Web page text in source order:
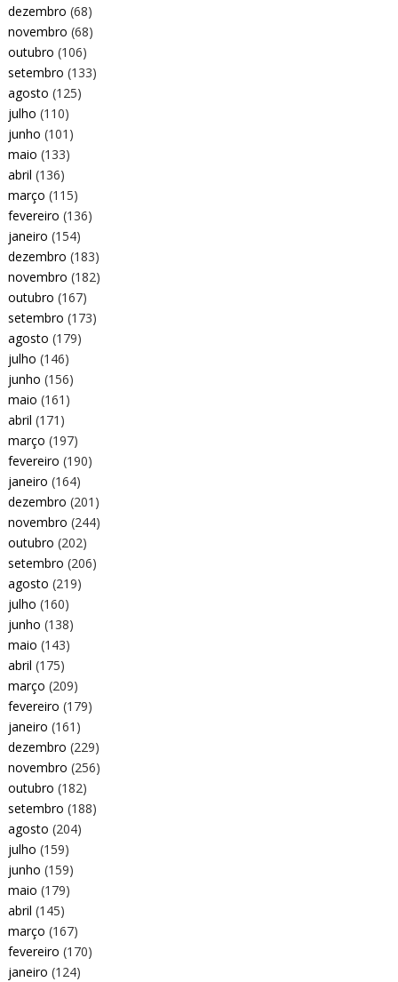
dezembro (68)
novembro (68)
outubro (106)
setembro (133)
agosto (125)
julho (110)
junho (101)
maio (133)
abril (136)
março (115)
fevereiro (136)
janeiro (154)
dezembro (183)
novembro (182)
outubro (167)
setembro (173)
agosto (179)
julho (146)
junho (156)
maio (161)
abril (171)
março (197)
fevereiro (190)
janeiro (164)
dezembro (201)
novembro (244)
outubro (202)
setembro (206)
agosto (219)
julho (160)
junho (138)
maio (143)
abril (175)
março (209)
fevereiro (179)
janeiro (161)
dezembro (229)
novembro (256)
outubro (182)
setembro (188)
agosto (204)
julho (159)
junho (159)
maio (179)
abril (145)
março (167)
fevereiro (170)
janeiro (124)